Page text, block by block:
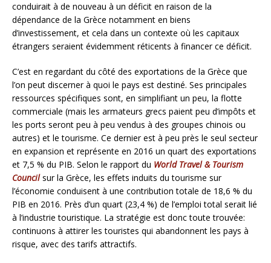
conduirait à de nouveau à un déficit en raison de la
dépendance de la Grèce notamment en biens
d’investissement, et cela dans un contexte où les capitaux
étrangers seraient évidemment réticents à financer ce déficit.
C’est en regardant du côté des exportations de la Grèce que
l’on peut discerner à quoi le pays est destiné. Ses principales
ressources spécifiques sont, en simplifiant un peu, la flotte
commerciale (mais les armateurs grecs paient peu d’impôts et
les ports seront peu à peu vendus à des groupes chinois ou
autres) et le tourisme. Ce dernier est à peu près le seul secteur
en expansion et représente en 2016 un quart des exportations
et 7,5 % du PIB. Selon le rapport du World Travel & Tourism
Council sur la Grèce, les effets induits du tourisme sur
l’économie conduisent à une contribution totale de 18,6 % du
PIB en 2016. Près d’un quart (23,4 %) de l’emploi total serait lié
à l’industrie touristique. La stratégie est donc toute trouvée:
continuons à attirer les touristes qui abandonnent les pays à
risque, avec des tarifs attractifs.